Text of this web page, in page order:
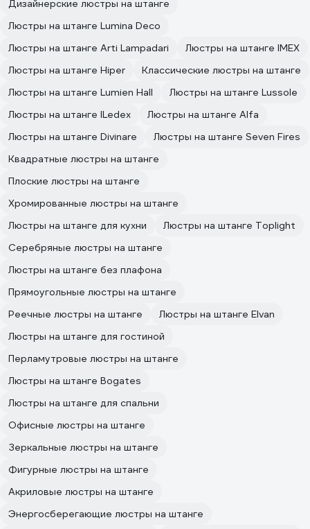
Дизайнерские люстры на штанге
Люстры на штанге Lumina Deco
Люстры на штанге Arti Lampadari
Люстры на штанге IMEX
Люстры на штанге Hiper
Классические люстры на штанге
Люстры на штанге Lumien Hall
Люстры на штанге Lussole
Люстры на штанге ILedex
Люстры на штанге Alfa
Люстры на штанге Divinare
Люстры на штанге Seven Fires
Квадратные люстры на штанге
Плоские люстры на штанге
Хромированные люстры на штанге
Люстры на штанге для кухни
Люстры на штанге Toplight
Серебряные люстры на штанге
Люстры на штанге без плафона
Прямоугольные люстры на штанге
Реечные люстры на штанге
Люстры на штанге Elvan
Люстры на штанге для гостиной
Перламутровые люстры на штанге
Люстры на штанге Bogates
Люстры на штанге для спальни
Офисные люстры на штанге
Зеркальные люстры на штанге
Фигурные люстры на штанге
Акриловые люстры на штанге
Энергосберегающие люстры на штанге